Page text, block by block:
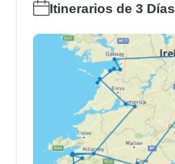
Itinerarios de 3 Días